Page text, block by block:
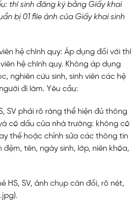
thí sinh đăng ký bằng Giấy khai
bị 01 file ảnh của Giấy khai sinh
hệ chính quy: Áp dụng đối với thí
hệ chính quy. Không áp dụng
nghiên cứu sinh, sinh viên các hệ
đi làm. Yêu cầu:
SV phải rõ ràng thể hiện đủ thông
có dấu của nhà trường: không có
thế hoặc chỉnh sửa các thông tin
đệm, tên, ngày sinh, lớp, niên khóa,
HS, SV, ảnh chụp cân đối, rõ nét,